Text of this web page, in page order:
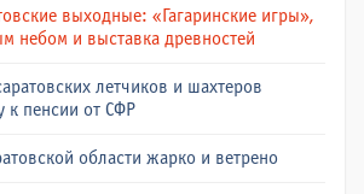
выходные: «Гагаринские игры»,
небом и выставка древностей
летчиков и шахтеров
к пенсии от СФР
области жарко и ветрено